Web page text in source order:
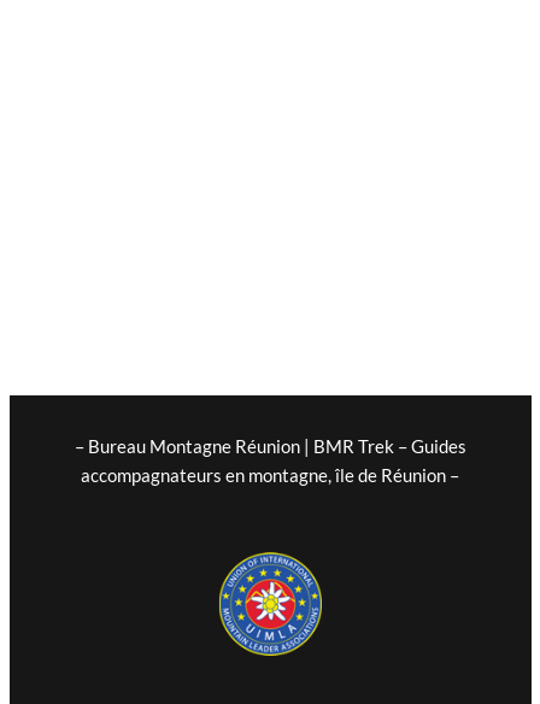
– Bureau Montagne Réunion | BMR Trek – Guides
accompagnateurs en montagne, île de Réunion –